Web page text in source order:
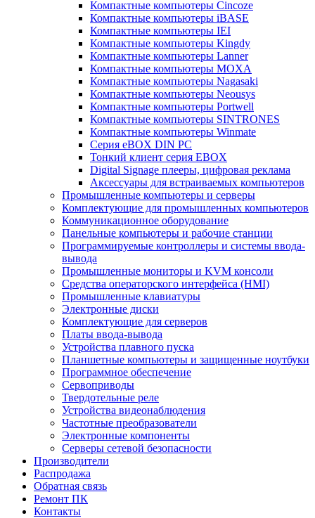
Компактные компьютеры Cincoze
Компактные компьютеры iBASE
Компактные компьютеры IEI
Компактные компьютеры Kingdy
Компактные компьютеры Lanner
Компактные компьютеры MOXA
Компактные компьютеры Nagasaki
Компактные компьютеры Neousys
Компактные компьютеры Portwell
Компактные компьютеры SINTRONES
Компактные компьютеры Winmate
Серия eBOX DIN PC
Тонкий клиент серия EBOX
Digital Signage плееры, цифровая реклама
Аксессуары для встраиваемых компьютеров
Промышленные компьютеры и серверы
Комплектующие для промышленных компьютеров
Коммуникационное оборудование
Панельные компьютеры и рабочие станции
Программируемые контроллеры и системы ввода-
вывода
Промышленные мониторы и KVM консоли
Средства операторского интерфейса (HMI)
Промышленные клавиатуры
Электронные диски
Комплектующие для серверов
Платы ввода-вывода
Устройства плавного пуска
Планшетные компьютеры и защищенные ноутбуки
Программное обеспечение
Сервоприводы
Твердотельные реле
Устройства видеонаблюдения
Частотные преобразователи
Электронные компоненты
Серверы сетевой безопасности
Производители
Распродажа
Обратная связь
Ремонт ПК
Контакты